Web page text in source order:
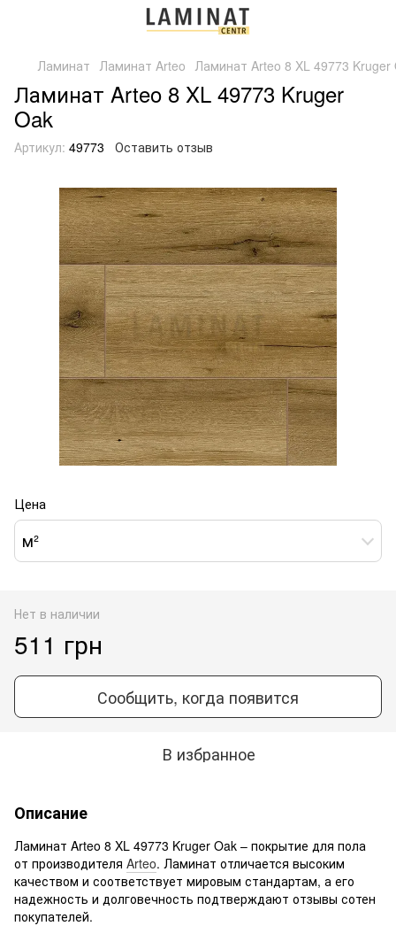
Ламинат Ламинат Arteo Ламинат Arteo 8 XL 49773 Kruger
Ламинат Arteo 8 XL 49773 Kruger
Oak
Артикул: 49773 Оставить отзыв
Цена
м²
Нет в наличии
511 грн
Сообщить, когда появится
В избранное
Описание
Ламинат Arteo 8 XL 49773 Kruger Oak – покрытие для пола
от производителя Arteo. Ламинат отличается высоким
качеством и соответствует мировым стандартам, а его
надежность и долговечность подтверждают отзывы сотен
покупателей.